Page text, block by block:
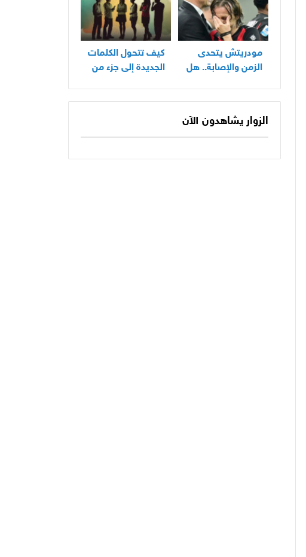
مودريتش يتحدى
الزمن والإصابة.. هل
كيف تتحول الكلمات
الجديدة إلى جزء من
الزوار يشاهدون الآن